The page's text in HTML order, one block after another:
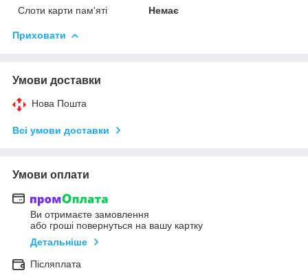
Слоти карти пам'яті
Немає
Приховати
Умови доставки
Нова Пошта
Всі умови доставки
Умови оплати
Ви отримаєте замовлення
або гроші повернуться на вашу картку
Детальніше
Післяплата